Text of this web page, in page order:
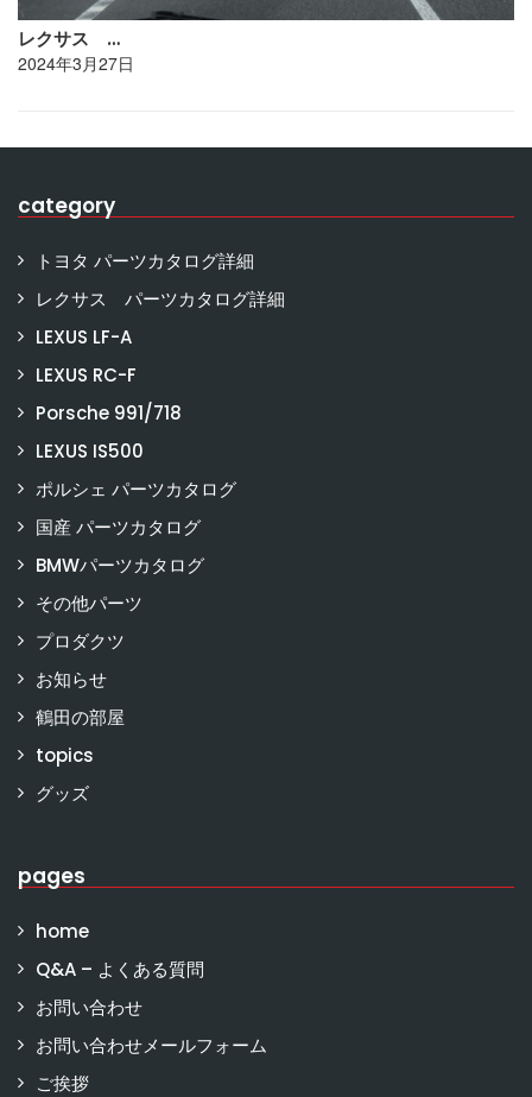
レクサス …
2024年3月27日
category
トヨタ パーツカタログ詳細
レクサス パーツカタログ詳細
LEXUS LF-A
LEXUS RC-F
Porsche 991/718
LEXUS IS500
ポルシェ パーツカタログ
国産 パーツカタログ
BMWパーツカタログ
その他パーツ
プロダクツ
お知らせ
鶴田の部屋
topics
グッズ
pages
home
Q&A – よくある質問
お問い合わせ
お問い合わせメールフォーム
ご挨拶